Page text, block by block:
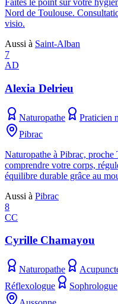
Faites le point sur votre
Nord de Toulouse.
visio.
Aussi à Saint-Alban
7
AD
Alexia Delrieu
Naturopathe Praticien
Pibrac
Naturopathe à Pibrac,
comprendre votre corps,
équilibre durable grâce au
Aussi à Pibrac
8
CC
Cyrille Chamayou
Naturopathe
Réflexologue
Sophrologue